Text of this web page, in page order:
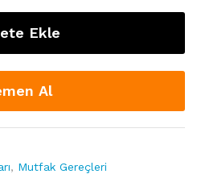
Ekle
Al
, Mutfak Gereçleri